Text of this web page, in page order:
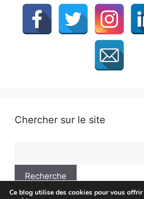
Chercher sur le site
Ce blog utilise des cookies pour vous